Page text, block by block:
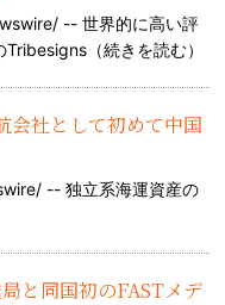
-- 世界的に高い評
Tribesigns（続きを読む）
会社として初めて中国
-- 独立系海運資産の
と同国初のFASTメデ